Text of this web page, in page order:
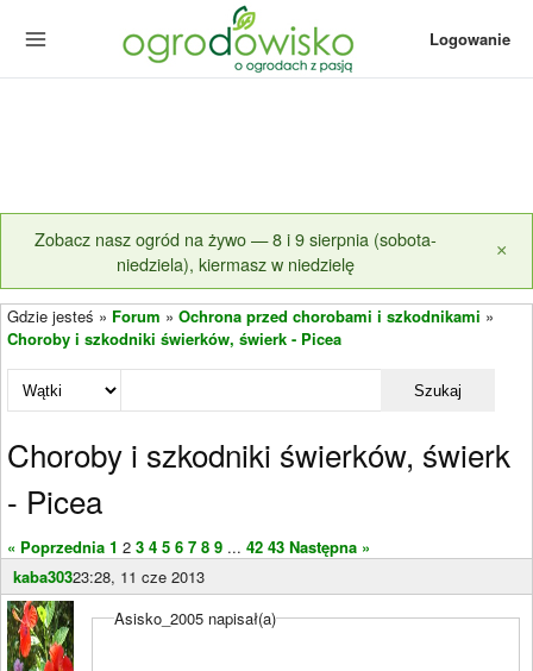
Logowanie
Zobacz nasz ogród na żywo — 8 i 9 sierpnia (sobota-
niedziela), kiermasz w niedzielę
×
Gdzie jesteś » Forum » Ochrona przed chorobami i szkodnikami »
Choroby i szkodniki świerków, świerk - Picea
Szukaj
Choroby i szkodniki świerków, świerk
- Picea
« Poprzednia 1 2 3 4 5 6 7 8 9 ... 42 43 Następna »
kaba30323:28, 11 cze 2013
Asisko_2005 napisał(a)